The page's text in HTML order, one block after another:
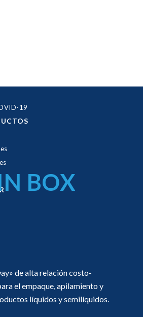
19
BOX
de alta relación costo-
el empaque, apilamiento y
líquidos y semilíquidos.